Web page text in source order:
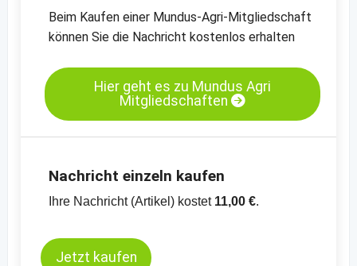
gehackt, 5 x 8 mm
-weitere Preischarts
Beim Kaufen einer Mundus-Agri-Mitgliedschaft
können Sie die Nachricht kostenlos erhalten
Hier geht es zu Mundus Agri
Mitgliedschaften
Nachricht einzeln kaufen
Ihre Nachricht (Artikel) kostet 11,00 €.
Jetzt kaufen